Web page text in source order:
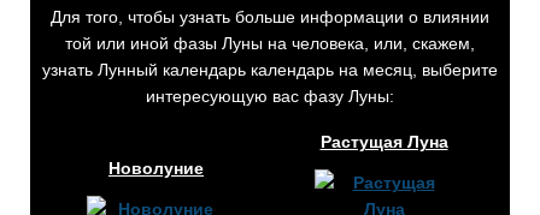
Для того, чтобы узнать больше информации о влиянии
той или иной фазы Луны на человека, или, скажем,
узнать Лунный календарь календарь на месяц, выберите
интересующую вас фазу Луны:
Новолуние
Растущая Луна